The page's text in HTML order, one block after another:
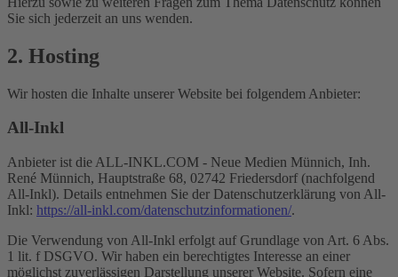
Sie sich jederzeit an uns wenden.
2. Hosting
Wir hosten die Inhalte unserer Website bei folgendem Anbieter:
All-Inkl
Anbieter ist die ALL-INKL.COM - Neue Medien Münnich, Inh.
René Münnich, Hauptstraße 68, 02742 Friedersdorf (nachfolgend
All-Inkl). Details entnehmen Sie der Datenschutzerklärung von All-
Inkl: https://all-inkl.com/datenschutzinformationen/.
Die Verwendung von All-Inkl erfolgt auf Grundlage von Art. 6 Abs.
1 lit. f DSGVO. Wir haben ein berechtigtes Interesse an einer
möglichst zuverlässigen Darstellung unserer Website. Sofern eine